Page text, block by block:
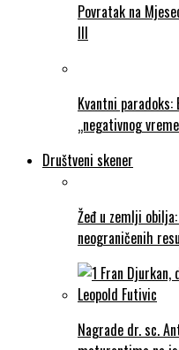
Povratak na
III
Kvantni
„negativnog
Društveni skener
Žeđ u zemlji
neograničenih
Nagrade dr. sc.